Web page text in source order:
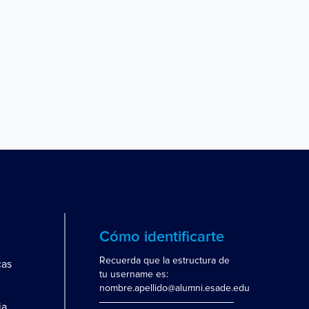
Cómo identificarte
Recuerda que la estructura de
tu username es:
nombre.apellido@alumni.esade.edu